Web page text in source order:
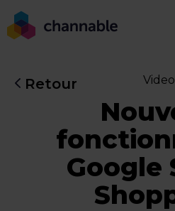
Retour Video
Google